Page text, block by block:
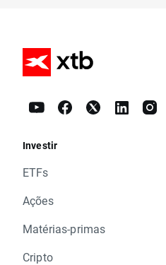
Investir
ETFs
Ações
Matérias-primas
Cripto